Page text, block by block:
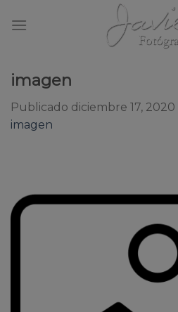
imagen
Publicado diciembre 17, 2020
imagen